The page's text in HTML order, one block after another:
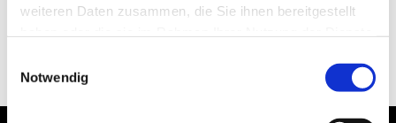
weiteren Daten zusammen, die Sie ihnen bereitgestellt
Notwendig